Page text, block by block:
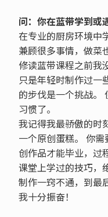
问：你在蓝带学到或
在专业的厨房环境中
兼顾很多事情，做菜
修读蓝带课程之前我
只是年轻时制作过一
的步伐是一个挑战。
习惯了。
我记得我最骄傲的时
一个原创蛋糕。 你
创作品才能毕业，过
课堂上学过的技巧，
制作一窍不通，到最
我十分振奋！